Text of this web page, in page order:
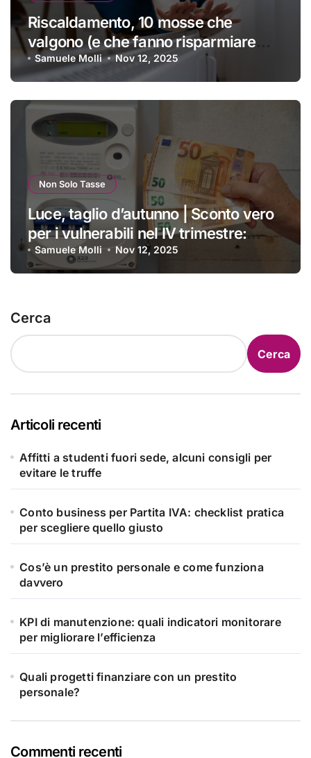
Riscaldamento, 10 mosse che
valgono (e che fanno risparmiare
tanti soldini) | I trucchi migliori per
passare un inverno spettacolare
Samuele Molli Nov 12, 2025
Non Solo Tasse
Luce, taglio d’autunno | Sconto vero
per i vulnerabili nel IV trimestre:
ecco a chi si applica e come
ottenerlo
Samuele Molli Nov 12, 2025
Cerca
Cerca
Articoli recenti
Affitti a studenti fuori sede, alcuni consigli per
evitare le truffe
Conto business per Partita IVA: checklist pratica
per scegliere quello giusto
Cos’è un prestito personale e come funziona
davvero
KPI di manutenzione: quali indicatori monitorare
per migliorare l’efficienza
Quali progetti finanziare con un prestito
personale?
Commenti recenti